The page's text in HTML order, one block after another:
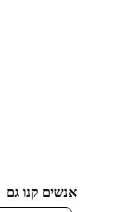
אנשים קנו גם